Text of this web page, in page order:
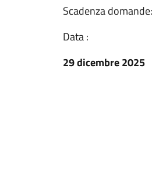
Scadenza
Data :
29 dicembre 2025